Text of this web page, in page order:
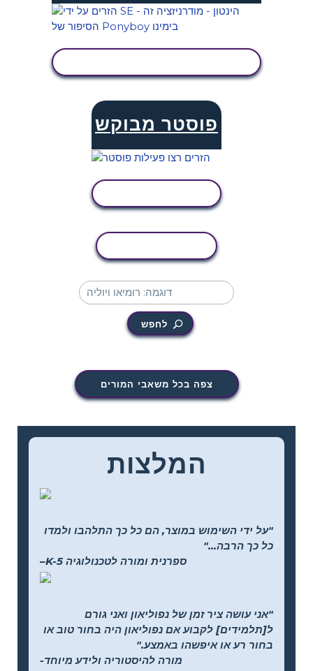
פוסטר מבוקש
לחפש
צפה בכל משאבי המורים
המלצות
"על ידי השימוש במוצר, הם כל כך התלהבו ולמדו
כל כך הרבה..."
–K-5 ספרנית ומורה לטכנולוגיה
"אני עושה ציר זמן של נפוליאון ואני גורם
ל[תלמידים] לקבוע אם נפוליאון היה בחור טוב או
בחור רע או איפשהו באמצע."
-מורה להיסטוריה ולידע מיוחד